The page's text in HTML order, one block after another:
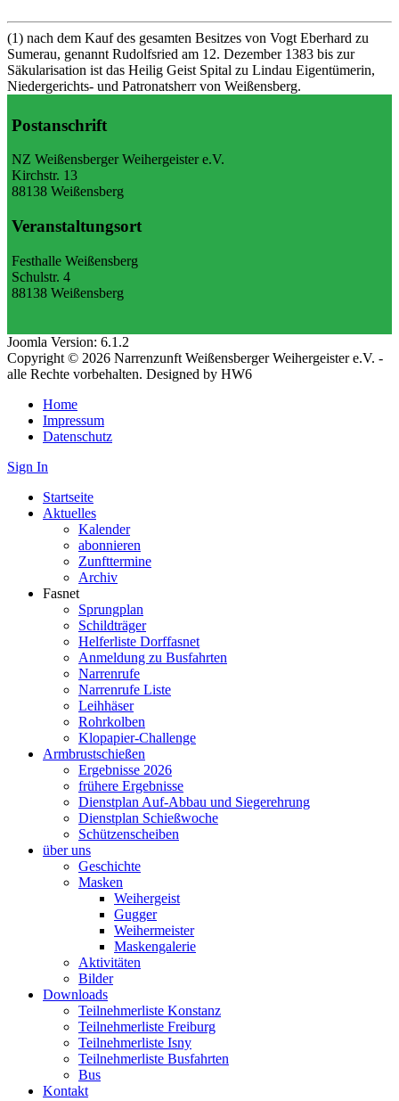
(1) nach dem Kauf des gesamten Besitzes von Vogt Eberhard zu
Sumerau, genannt Rudolfsried am 12. Dezember 1383 bis zur
Säkularisation ist das Heilig Geist Spital zu Lindau Eigentümerin,
Niedergerichts- und Patronatsherr von Weißensberg.
Postanschrift
NZ Weißensberger Weihergeister e.V.
Kirchstr. 13
88138 Weißensberg
Veranstaltungsort
Festhalle Weißensberg
Schulstr. 4
88138 Weißensberg
Joomla Version: 6.1.2
Copyright © 2026 Narrenzunft Weißensberger Weihergeister e.V. -
alle Rechte vorbehalten. Designed by HW6
Home
Impressum
Datenschutz
Sign In
Startseite
Aktuelles
Kalender
abonnieren
Zunfttermine
Archiv
Fasnet
Sprungplan
Schildträger
Helferliste Dorffasnet
Anmeldung zu Busfahrten
Narrenrufe
Narrenrufe Liste
Leihhäser
Rohrkolben
Klopapier-Challenge
Armbrustschießen
Ergebnisse 2026
frühere Ergebnisse
Dienstplan Auf-Abbau und Siegerehrung
Dienstplan Schießwoche
Schützenscheiben
über uns
Geschichte
Masken
Weihergeist
Gugger
Weihermeister
Maskengalerie
Aktivitäten
Bilder
Downloads
Teilnehmerliste Konstanz
Teilnehmerliste Freiburg
Teilnehmerliste Isny
Teilnehmerliste Busfahrten
Bus
Kontakt